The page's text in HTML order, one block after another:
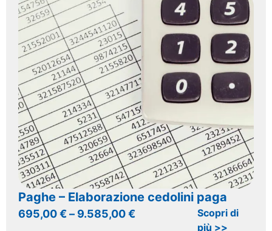
Paghe – Elaborazione cedolini paga
695,00€– 9.585,00€
Scopri di
più >>